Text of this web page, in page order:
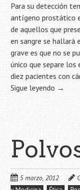
Para su detección
antígeno prostático
de aquellos que
en sangre se hallará
grave es que no se
único que separe los
diez pacientes con
Sigue leyendo →
5 marzo, 2012